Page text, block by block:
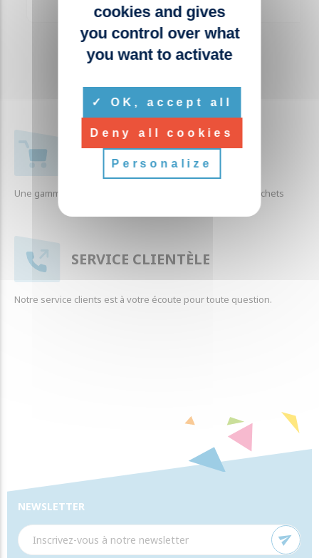
+ 1000 RÉFÉRENCES
Une gamme complète de produits liés à la collecte des déchets
SERVICE CLIENTÈLE
Notre service clients est à votre écoute pour toute question.
NEWSLETTER
send
cookies and gives
you control over what
you want to activate
OK, accept all
Deny all cookies
Personalize